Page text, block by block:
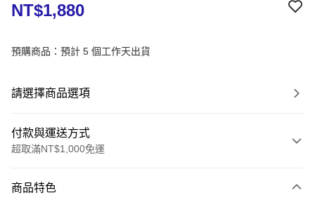
NT$1,880
預購商品：預計 5 個工作天出貨
請選擇商品選項
付款與運送方式
超取滿NT$1,000免運
信用卡一次付款
商品特色